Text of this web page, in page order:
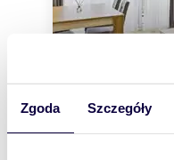
Zgoda Szczegóły
45m 2